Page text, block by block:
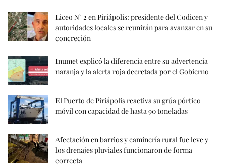
Liceo N° 2 en Piriápolis: presidente del Codicen y
autoridades locales se reunirán para avanzar en su
concreción
Inumet explicó la diferencia entre su advertencia
naranja y la alerta roja decretada por el Gobierno
El Puerto de Piriápolis reactiva su grúa pórtico
móvil con capacidad de hasta 90 toneladas
Afectación en barrios y caminería rural fue leve y
los drenajes pluviales funcionaron de forma
correcta